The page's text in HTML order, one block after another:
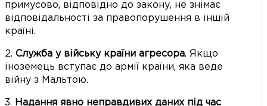
примусово, відповідно до закону, не знімає
відповідальності за правопорушення в іншій
країні.
2. Служба у війську країни агресора. Якщо
іноземець вступає до армії країни, яка веде
війну з Мальтою.
3. Надання явно неправдивих даних під час